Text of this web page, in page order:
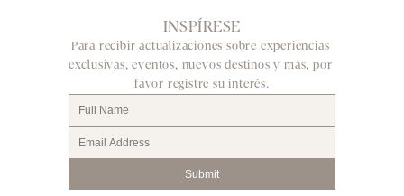
INSPÍRESE
Para recibir actualizaciones sobre experiencias
exclusivas, eventos, nuevos destinos y más, por
favor registre su interés.
Submit